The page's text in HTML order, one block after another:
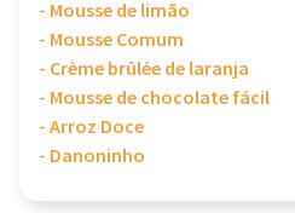
- Mousse de limão
- Mousse Comum
- Crème brûlée de laranja
- Mousse de chocolate fácil
- Arroz Doce
- Danoninho